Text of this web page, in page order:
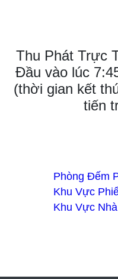
Thu Phát Trực
Đầu vào lúc
(thời gian kết
tiến
Phòng Đếm
Khu Vực
Khu Vực